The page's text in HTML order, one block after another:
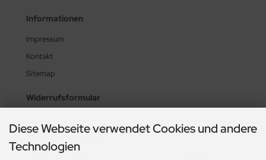
Informationen
Impressum
Kontakt
Sitemap
Widerrufsformular
Zahlungsmethoden
Diese Webseite verwendet Cookies und andere
Technologien